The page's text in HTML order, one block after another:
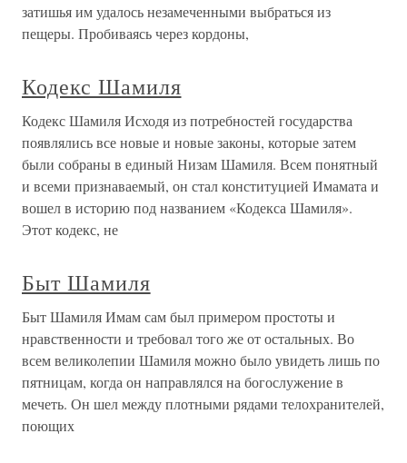
затишья им удалось незамеченными выбраться из
пещеры. Пробиваясь через кордоны,
Кодекс Шамиля
Кодекс Шамиля Исходя из потребностей государства
появлялись все новые и новые законы, которые затем
были собраны в единый Низам Шамиля. Всем понятный
и всеми признаваемый, он стал конституцией Имамата и
вошел в историю под названием «Кодекса Шамиля».
Этот кодекс, не
Быт Шамиля
Быт Шамиля Имам сам был примером простоты и
нравственности и требовал того же от остальных. Во
всем великолепии Шамиля можно было увидеть лишь по
пятницам, когда он направлялся на богослужение в
мечеть. Он шел между плотными рядами телохранителей,
поющих